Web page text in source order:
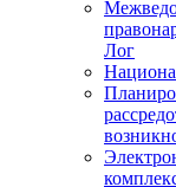
Лог